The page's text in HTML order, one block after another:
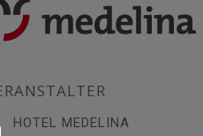
HOTEL MEDELINA